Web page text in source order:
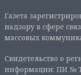
Газета
надзору в сфере
массовых
Свидетельство о
информации: ПИ №